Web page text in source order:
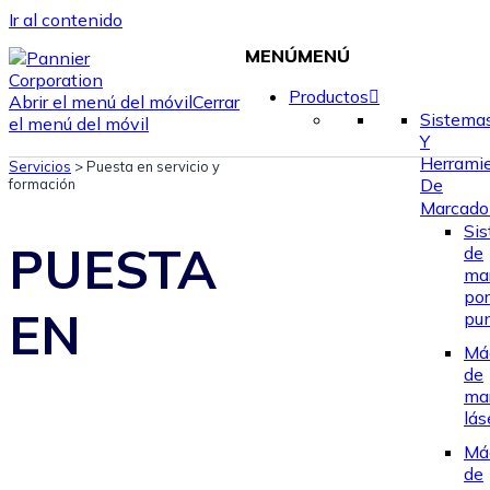
Ir al contenido
MENÚMENÚ
Productos
Y
De
Marcado
de
por
de
de
Abrir el menú del móvilCerrar
el menú del móvil
Servicios >Puesta en servicio y
formación
PUESTA
EN